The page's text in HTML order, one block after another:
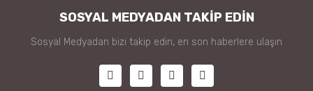
SOSYAL MEDYADAN TAKİP EDİN
Sosyal Medyadan bizi takip edin, en son haberlere ulaşın